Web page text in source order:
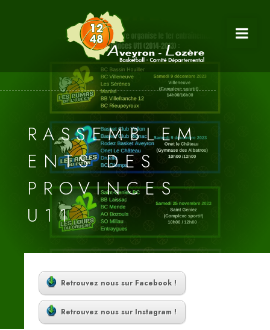
RASSEMBLEM
ENTS DES
PROVINCES
U11
Retrouvez nous sur Facebook !
Retrouvez nous sur Instagram !